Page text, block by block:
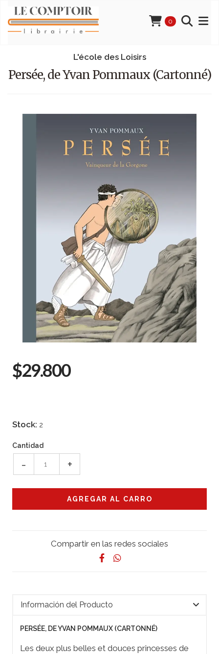
0
L'école des Loisirs
Persée, de Yvan Pommaux (Cartonné)
$29.800
Stock: 2
Cantidad
- +
Compartir en las redes sociales
Información del Producto
PERSÉE, DE YVAN POMMAUX (CARTONNÉ)
Les deux plus belles et douces princesses de